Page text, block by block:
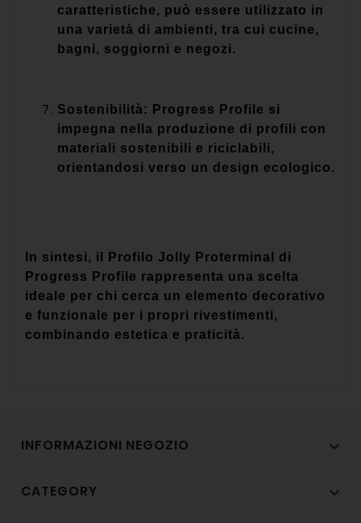
caratteristiche, può essere utilizzato in
una varietà di ambienti, tra cui cucine,
bagni, soggiorni e negozi.
Sostenibilità: Progress Profile si
impegna nella produzione di profili con
materiali sostenibili e riciclabili,
orientandosi verso un design ecologico.
In sintesi, il Profilo Jolly Proterminal di
Progress Profile rappresenta una scelta
ideale per chi cerca un elemento decorativo
e funzionale per i propri rivestimenti,
combinando estetica e praticità.
INFORMAZIONI NEGOZIO 
CATEGORY 